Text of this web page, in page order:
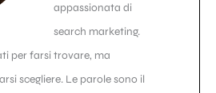
appassionata di
search marketing.
per farsi trovare, ma
scegliere. Le parole sono il